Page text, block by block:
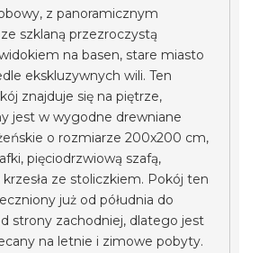
z panoramicznym
szklaną przezroczystą
na basen, stare miasto
ekskluzywnych wili. Ten
znajduje się na piętrze,
jest w wygodne drewniane
o rozmiarze 200x200 cm,
pięciodrzwiową szafą,
ze stoliczkiem. Pokój ten
już od półudnia do
strony zachodniej, dlatego jest
na letnie i zimowe pobyty.